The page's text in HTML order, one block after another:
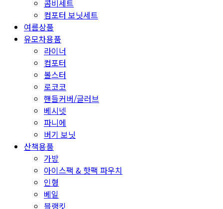
콤비세트
컴포터 보닛세트
여름상품
유모차용품
라이너
컴포터
볼스터
로코코
핸들커버/글러브
베시넷
파니에
버기 보닛
산책용품
가방
아이스팩 & 핫팩 파우치
인형
베일
블랭킷